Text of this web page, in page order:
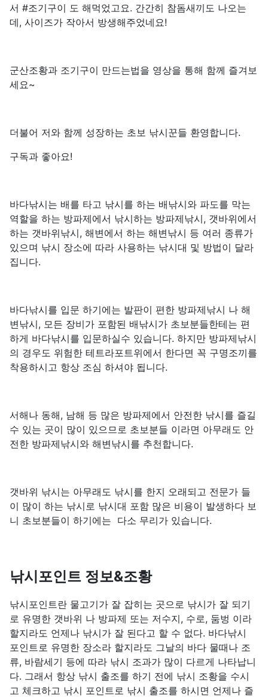
서 #조기구이 도 해먹었고요. 간간히 참돔새끼도 나오는
데, 사이즈가 작아서 방생해주었네요!
군산조황과 조기구이 만드는법을 영상을 통해 함께 즐겨보
세요~
더불어 저와 함께 성장하는 초보 낚시꾼들 환영합니다.
구독과 좋아요!
바다낚시는 배를 타고 낚시를 하는 배낚시와 파도를 막는
역할을 하는 방파제에서 낚시하는 방파제낚시, 갯바위에서
하는 갯바위낚시, 해변에서 하는 해변낚시 등 여러 종류가
있으며 낚시 장소에 따라 사용하는 낚시대 및 방법이 달라
집니다.
바다낚시를 입문 하기에는 발판이 편한 방파제낚시 나 해
변낚시, 모든 장비가 포함된 배낚시가 초보분들한테는 편
하게 바다낚시를 입문하실수 있습니다. 하지만 방파제낚시
의 경우도 위험한 테트라포트위에서 한다면 꼭 구명조끼를
착용하시고 항상 조심 하셔야 됩니다.
서해나 동해, 남해 등 많은 방파제에서 안전한 낚시를 즐길
수 있는 곳이 많이 있으므로 초보분들 이라면 아무래도 안
전한 방파제낚시와 해변낚시를 추천합니다.
갯바위 낚시는 아무래도 낚시를 한지 오래되고 전문가 들
이 많이 하는 낚시로 낚시대 포함 많은 비용이 발생하다 보
니 초보분들이 하기에는 다소 무리가 있습니다.
낚시포인트 정보&조황
낚시포인트란 물고기가 잘 잡히는 곳으로 낚시가 잘 되기
로 유명한 갯바위 나 방파제 또는 저수지, 수로, 둠벙 이라
할지라도 언제나 낚시가 잘 된다고 할 수 없다. 바다낚시
포인트로 유명한 장소라 할지라도 그날의 바다 물때나 조
류, 바람세기 등에 따라 낚시 조과가 많이 다르게 나타납니
다. 그래서 항상 낚시 출조를 하기 전에 낚시 조황을 수시
고 체크하고 낚시 포인트로 낚시 출조를 하시면 언제나 즐